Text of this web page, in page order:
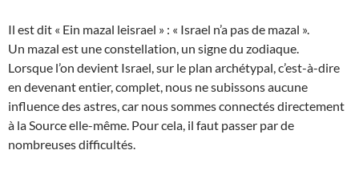
Il est dit « Ein mazal leisrael » : « Israel n’a pas de mazal ».
Un mazal est une constellation, un signe du zodiaque.
Lorsque l’on devient Israel, sur le plan archétypal, c’est-à-dire
en devenant entier, complet, nous ne subissons aucune
influence des astres, car nous sommes connectés directement
à la Source elle-même. Pour cela, il faut passer par de
nombreuses difficultés.